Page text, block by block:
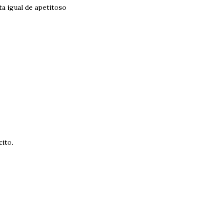
igual de apetitoso